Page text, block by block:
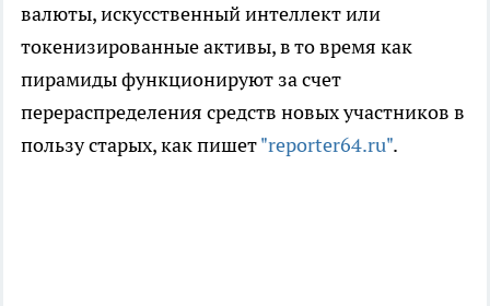
валюты, искусственный интеллект или
токенизированные активы, в то время как
пирамиды функционируют за счет
перераспределения средств новых участников в
пользу старых, как пишет"reporter64.ru".